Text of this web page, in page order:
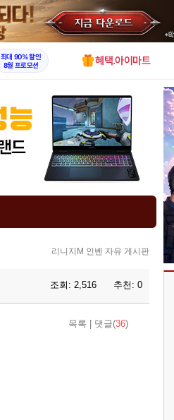
최대 90% 할인
8월 프로모션
혜택.아이마트
리니지M 인벤 자유 게시판
조회: 2,516 추천: 0
목록 댓글(36)